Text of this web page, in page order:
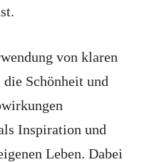
von klaren
Schönheit und
Inspiration und
Leben. Dabei